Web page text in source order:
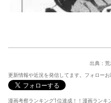
出典：
更新情報や近況を発信してます。フォロー
漫画考察ランキング1位達成！！漫画ランキ